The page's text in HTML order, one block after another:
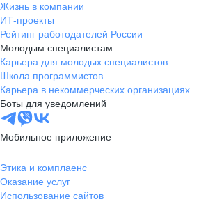
Жизнь в компании
ИТ-проекты
Рейтинг работодателей России
Молодым специалистам
Карьера для молодых специалистов
Школа программистов
Карьера в некоммерческих организациях
Боты для уведомлений
Мобильное приложение
Этика и комплаенс
Оказание услуг
Использование сайтов